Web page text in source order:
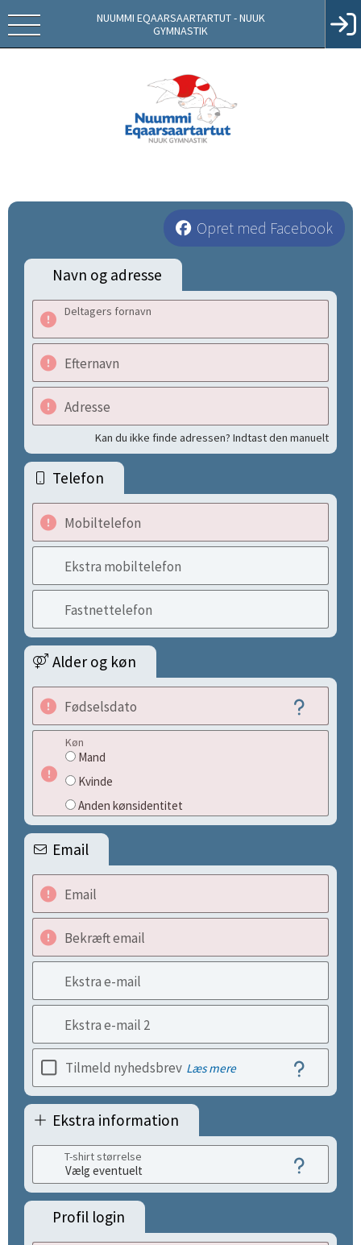
NUUMMI EQAARSAARTARTUT - NUUK
GYMNASTIK
Opret med Facebook
Navn og adresse
Deltagers fornavn
Efternavn
Adresse
Kan du ikke finde adressen? Indtast den manuelt
Telefon
Mobiltelefon
Ekstra mobiltelefon
Fastnettelefon
Alder og køn
Fødselsdato
Køn
Mand
Kvinde
Anden kønsidentitet
Email
Email
Bekræft email
Ekstra e-mail
Ekstra e-mail 2
Tilmeld nyhedsbrev Læs mere
Ekstra information
T-shirt størrelse
Profil login